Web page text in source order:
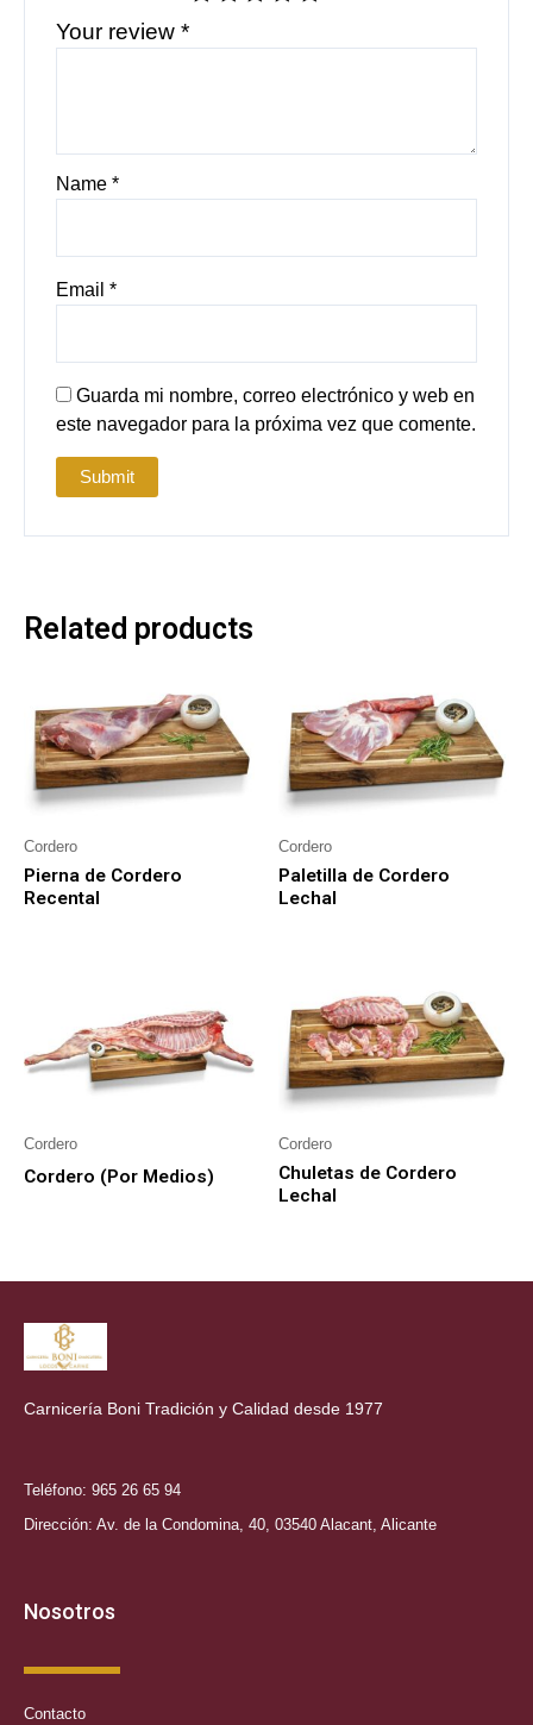
Your review *
Name *
Email *
Guarda mi nombre, correo electrónico y web en
este navegador para la próxima vez que comente.
Related products
Cordero
Pierna de Cordero
Recental
Cordero
Paletilla de Cordero
Lechal
Cordero
Cordero (Por Medios)
Cordero
Chuletas de Cordero
Lechal
Carnicería Boni Tradición y Calidad desde 1977
Teléfono: 965 26 65 94
Dirección: Av. de la Condomina, 40, 03540 Alacant, Alicante
Nosotros
Contacto